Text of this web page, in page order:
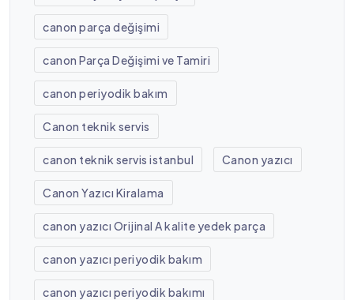
canon parça değişimi
canon Parça Değişimi ve Tamiri
canon periyodik bakım
Canon teknik servis
canon teknik servis istanbul Canon yazıcı
Canon Yazıcı Kiralama
canon yazıcı Orijinal A kalite yedek parça
canon yazıcı periyodik bakım
canon yazıcı periyodik bakımı